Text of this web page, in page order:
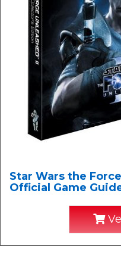
Star Wars the
Official Game